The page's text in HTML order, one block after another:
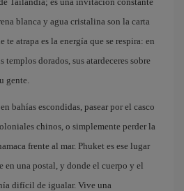
blanca y agua cristalina son la carta
te atrapa es la energía que se respira: en
templos dorados, sus atardeceres sobre
gente.
bahías escondidas, pasear por el casco
chinos, o simplemente perder la
frente al mar. Phuket es ese lugar
en una postal, y donde el cuerpo y el
difícil de igualar. Vive una